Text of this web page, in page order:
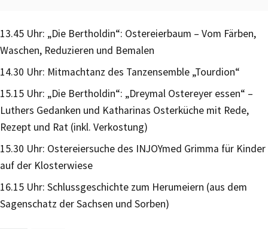
13.45 Uhr: „Die Bertholdin“: Ostereierbaum – Vom Färben,
Waschen, Reduzieren und Bemalen
14.30 Uhr: Mitmachtanz des Tanzensemble „Tourdion“
15.15 Uhr: „Die Bertholdin“: „Dreymal Ostereyer essen“ –
Luthers Gedanken und Katharinas Osterküche mit Rede,
Rezept und Rat (inkl. Verkostung)
15.30 Uhr: Ostereiersuche des INJOYmed Grimma für Kinder
auf der Klosterwiese
16.15 Uhr: Schlussgeschichte zum Herumeiern (aus dem
Sagenschatz der Sachsen und Sorben)